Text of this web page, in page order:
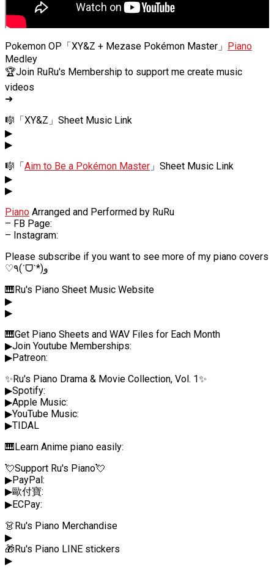
Pokemon OP「XY&Z + Mezase Pokémon Master」 Piano
Medley
🏆Join RuRu's Membership to support me create music
videos
➜
🎼「XY&Z」Sheet Music Link
▶
▶
🎼「Aim to Be a Pokémon Master 」Sheet Music Link
▶
▶
Piano Arranged and Performed by RuRu
– FB Page:
– Instagram:
Please subscribe if you want to see more of my piano covers
♡٩(ˊᗜˋ*)و
🎹Ru's Piano Sheet Music Website
▶
▶
🎹Get Piano Sheets and WAV Files for Each Month
▶Join Youtube Memberships:
▶Patreon:
✨Ru's Piano Drama & Movie Collection, Vol. 1✨
▶Spotify:
▶Apple Music:
▶YouTube Music:
▶TIDAL
🎹Learn Anime piano easily:
💘Support Ru's Piano💘
▶PayPal:
▶歐付寶:
▶ECPay:
👗Ru's Piano Merchandise
▶
🎁Ru's Piano LINE stickers
▶